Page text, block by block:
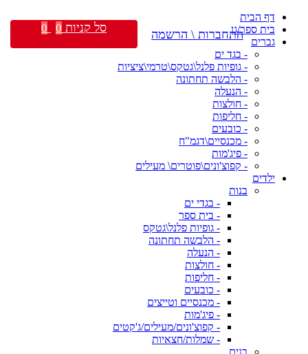
דף הבית
בית ספר/גן
גברים
- בגד ים
- גופיות פלנל\גטקס\טרמי\ציציות
- הלבשה תחתונה
- הנעלה
- חולצות
- חליפות
- כובעים
- מכנסיים\דגמ"ח
- פיג'מות
- קפוצ'ונים\פוטרים\ מעילים
ילדים
בנות
- בגדי ים
- בית ספר
- גופיות פלנל\גטקס
- הלבשה תחתונה
- הנעלה
- חולצות
- חליפות
- כובעים
- מכנסיים וטייצים
- פיג'מות
- קפוצ'ונים/מעילים/ג'קטים
- שמלות/חצאיות
בנים
התחברות \ הרשמה סל קניות 0
0